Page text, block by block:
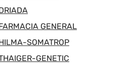
GENERAL
SOMATROP
GENETIC